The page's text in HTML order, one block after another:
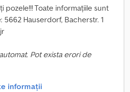
pozele!!! Toate informațiile sunt
5662 Hauserdorf, Bacherstr. 1
Pot exista erori de
informații